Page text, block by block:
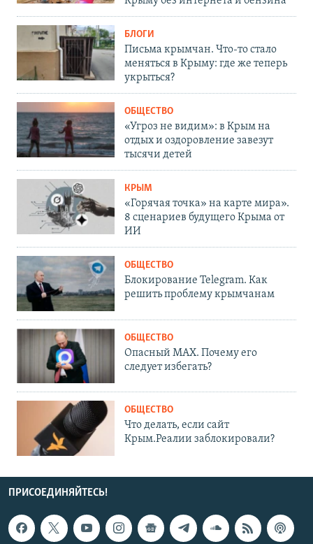
БЛОГИ
Письма крымчан. Что-то стало
меняться в Крыму: где же теперь
укрыться?
ОБЩЕСТВО
«Угроз не видим»: в Крым на
отдых и оздоровление завезут
тысячи детей
КРЫМ
«Горячая точка» на карте мира».
8 сценариев будущего Крыма от
ИИ
ОБЩЕСТВО
Блокирование Telegram. Как
решить проблему крымчанам
ОБЩЕСТВО
Опасный MAX. Почему его
следует избегать?
ОБЩЕСТВО
Что делать, если сайт
Крым.Реалии заблокировали?
ПРИСОЕДИНЯЙТЕСЬ!